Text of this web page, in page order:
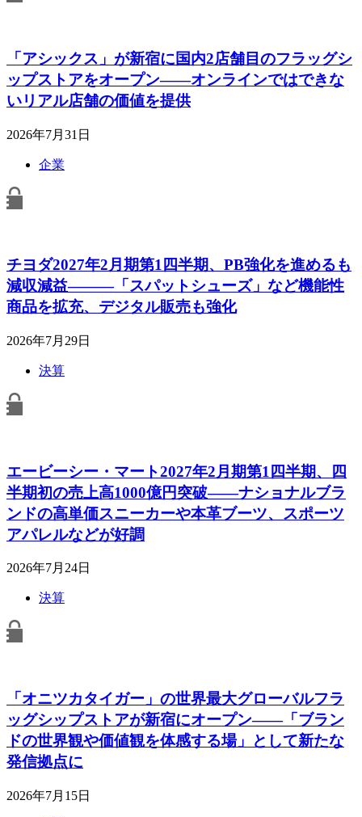
「アシックス」が新宿に国内2店舗目のフラッグシ
ップストアをオープン――オンラインではできな
いリアル店舗の価値を提供
2026年7月31日
企業
チヨダ2027年2月期第1四半期、PB強化を進めるも
減収減益―――「スパットシューズ」など機能性
商品を拡充、デジタル販売も強化
2026年7月29日
決算
エービーシー・マート2027年2月期第1四半期、四
半期初の売上高1000億円突破――ナショナルブラ
ンドの高単価スニーカーや本革ブーツ、スポーツ
アパレルなどが好調
2026年7月24日
決算
「オニツカタイガー」の世界最大グローバルフラ
ッグシップストアが新宿にオープン――「ブラン
ドの世界観や価値観を体感する場」として新たな
発信拠点に
2026年7月15日